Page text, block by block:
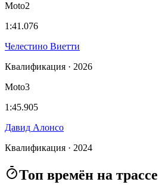
Moto2
1:41.076
Челестино Виетти
Квалификация · 2026
Moto3
1:45.905
Давид Алонсо
Квалификация · 2024
Топ времён на трассе